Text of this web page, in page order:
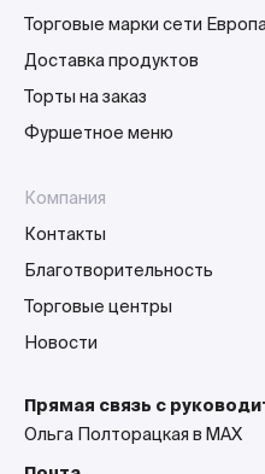
Торговые марки сети
Доставка продуктов
Торты на заказ
Фуршетное меню
Компания
Контакты
Благотворительность
Торговые центры
Новости
Прямая связь с
Ольга Полторацкая в MAX